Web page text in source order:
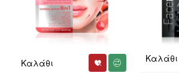
Καλάθι Καλάθι